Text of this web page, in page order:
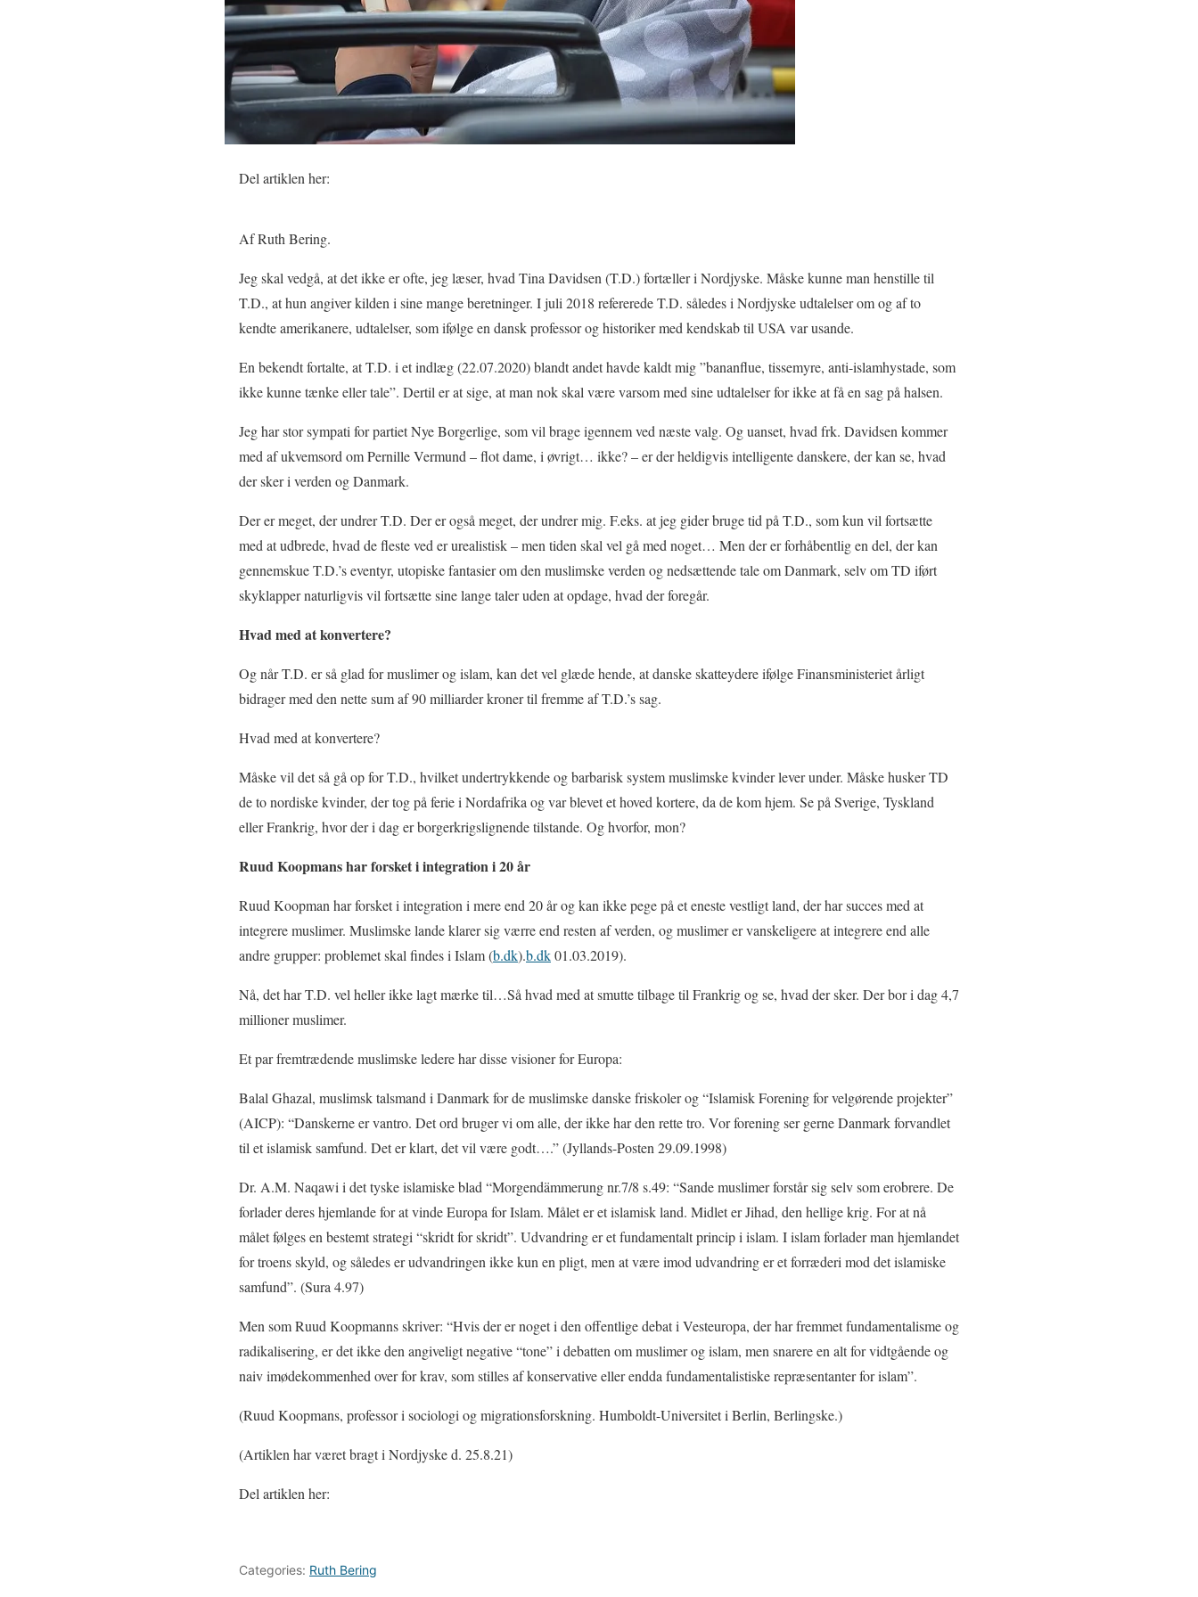
Del artiklen her:
Af Ruth Bering.
Jeg skal vedgå, at det ikke er ofte, jeg læser, hvad Tina Davidsen (T.D.) fortæller i Nordjyske. Måske kunne man henstille til
T.D., at hun angiver kilden i sine mange beretninger. I juli 2018 refererede T.D. således i Nordjyske udtalelser om og af to
kendte amerikanere, udtalelser, som ifølge en dansk professor og historiker med kendskab til USA var usande.
En bekendt fortalte, at T.D. i et indlæg (22.07.2020) blandt andet havde kaldt mig ”bananflue, tissemyre, anti-islamhystade, som
ikke kunne tænke eller tale”. Dertil er at sige, at man nok skal være varsom med sine udtalelser for ikke at få en sag på halsen.
Jeg har stor sympati for partiet Nye Borgerlige, som vil brage igennem ved næste valg. Og uanset, hvad frk. Davidsen kommer
med af ukvemsord om Pernille Vermund – flot dame, i øvrigt… ikke? – er der heldigvis intelligente danskere, der kan se, hvad
der sker i verden og Danmark.
Der er meget, der undrer T.D. Der er også meget, der undrer mig. F.eks. at jeg gider bruge tid på T.D., som kun vil fortsætte
med at udbrede, hvad de fleste ved er urealistisk – men tiden skal vel gå med noget… Men der er forhåbentlig en del, der kan
gennemskue T.D.’s eventyr, utopiske fantasier om den muslimske verden og nedsættende tale om Danmark, selv om TD iført
skyklapper naturligvis vil fortsætte sine lange taler uden at opdage, hvad der foregår.
Hvad med at konvertere?
Og når T.D. er så glad for muslimer og islam, kan det vel glæde hende, at danske skatteydere ifølge Finansministeriet årligt
bidrager med den nette sum af 90 milliarder kroner til fremme af T.D.’s sag.
Hvad med at konvertere?
Måske vil det så gå op for T.D., hvilket undertrykkende og barbarisk system muslimske kvinder lever under. Måske husker TD
de to nordiske kvinder, der tog på ferie i Nordafrika og var blevet et hoved kortere, da de kom hjem. Se på Sverige, Tyskland
eller Frankrig, hvor der i dag er borgerkrigslignende tilstande. Og hvorfor, mon?
Ruud Koopmans har forsket i integration i 20 år
Ruud Koopman har forsket i integration i mere end 20 år og kan ikke pege på et eneste vestligt land, der har succes med at
integrere muslimer. Muslimske lande klarer sig værre end resten af verden, og muslimer er vanskeligere at integrere end alle
andre grupper: problemet skal findes i Islam (b.dk).b.dk01.03.2019).
Nå, det har T.D. vel heller ikke lagt mærke til…Så hvad med at smutte tilbage til Frankrig og se, hvad der sker. Der bor i dag 4,7
millioner muslimer.
Et par fremtrædende muslimske ledere har disse visioner for Europa:
Balal Ghazal, muslimsk talsmand i Danmark for de muslimske danske friskoler og “Islamisk Forening for velgørende projekter”
(AICP): “Danskerne er vantro. Det ord bruger vi om alle, der ikke har den rette tro. Vor forening ser gerne Danmark forvandlet
til et islamisk samfund. Det er klart, det vil være godt….” (Jyllands-Posten 29.09.1998)
Dr. A.M. Naqawi i det tyske islamiske blad “Morgendämmerung nr.7/8 s.49: “Sande muslimer forstår sig selv som erobrere. De
forlader deres hjemlande for at vinde Europa for Islam. Målet er et islamisk land. Midlet er Jihad, den hellige krig. For at nå
målet følges en bestemt strategi “skridt for skridt”. Udvandring er et fundamentalt princip i islam. I islam forlader man hjemlandet
for troens skyld, og således er udvandringen ikke kun en pligt, men at være imod udvandring er et forræderi mod det islamiske
samfund”. (Sura 4.97)
Men som Ruud Koopmanns skriver: “Hvis der er noget i den offentlige debat i Vesteuropa, der har fremmet fundamentalisme og
radikalisering, er det ikke den angiveligt negative “tone” i debatten om muslimer og islam, men snarere en alt for vidtgående og
naiv imødekommenhed over for krav, som stilles af konservative eller endda fundamentalistiske repræsentanter for islam”.
(Ruud Koopmans, professor i sociologi og migrationsforskning. Humboldt-Universitet i Berlin, Berlingske.)
(Artiklen har været bragt i Nordjyske d. 25.8.21)
Del artiklen her:
Categories: Ruth Bering